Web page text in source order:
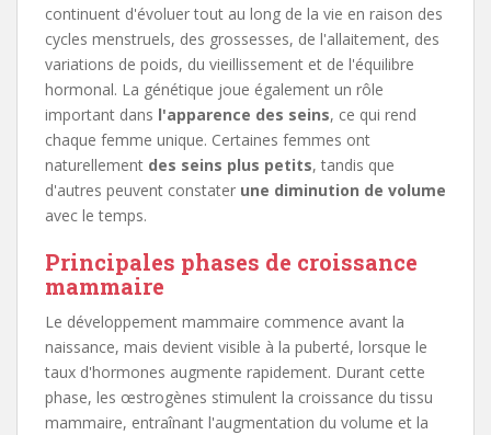
continuent d'évoluer tout au long de la vie en raison des
cycles menstruels, des grossesses, de l'allaitement, des
variations de poids, du vieillissement et de l'équilibre
hormonal. La génétique joue également un rôle
important dans l'apparence des seins, ce qui rend
chaque femme unique. Certaines femmes ont
naturellement des seins plus petits, tandis que
d'autres peuvent constater une diminution de volume
avec le temps.
Principales phases de croissance
mammaire
Le développement mammaire commence avant la
naissance, mais devient visible à la puberté, lorsque le
taux d'hormones augmente rapidement. Durant cette
phase, les œstrogènes stimulent la croissance du tissu
mammaire, entraînant l'augmentation du volume et la